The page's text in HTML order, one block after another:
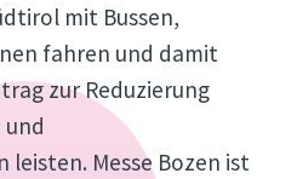
mit Bussen,
fahren und damit
zur Reduzierung
und
Messe Bozen ist